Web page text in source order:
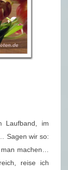
Laufband, im
Sagen wir so:
machen…
reise ich